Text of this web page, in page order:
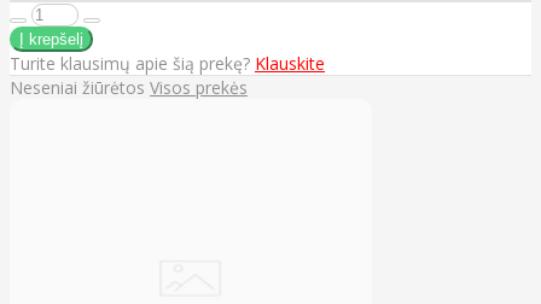
Turite klausimų apie šią prekę? Klauskite
Neseniai žiūrėtos Visos prekės